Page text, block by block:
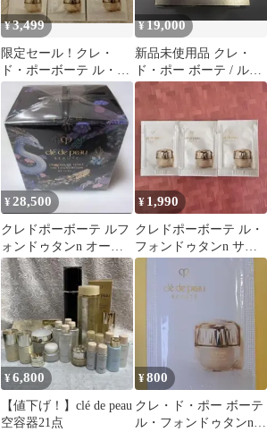
¥3,499
限定セール！クレ・
ド・ポーボーテ ル・フ
ォンドゥタンn サンプ
ル
¥19,000
新品未使用品 クレ・
ド・ポー ボーテ / ル・
フォンドゥタン オーク
¥28,500
クレドポーボーテ ルフ
ォンドゥタンn オーク
ル10
¥ 1,990
クレドポーボーテ ル・
フォンドゥタンn サン
プル オークル10 3包
¥6,800
【値下げ！】clé de peau
空容器21点
¥800
クレ・ド・ポー ボーテ
ル・フォンドゥタンn